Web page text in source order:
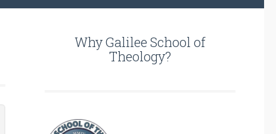
Why Galilee School of
Theology?